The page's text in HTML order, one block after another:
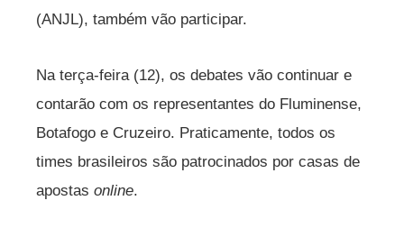
(ANJL), também vão participar.
Na terça-feira (12), os debates vão continuar e
contarão com os representantes do Fluminense,
Botafogo e Cruzeiro. Praticamente, todos os
times brasileiros são patrocinados por casas de
apostas online.